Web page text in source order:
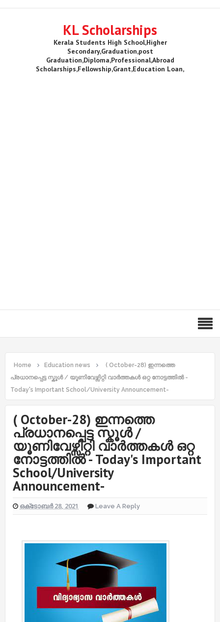
KL Scholarships
Kerala Students High School,Higher
Secondary,Graduation,post
Graduation,Diploma,Professional,Abroad
Scholarships,Fellowship,Grant,Education Loan,
Home Education news
( October-28) ഇന്നത്തെ
പ്രധാനപ്പെട്ട സ്കൂൾ / യൂണിവേഴ്സിറ്റി വാർത്തകൾ ഒറ്റ നോട്ടത്തിൽ -
Today's Important School/University Announcement-
( October-28) ഇന്നത്തെ
പ്രധാനപ്പെട്ട സ്കൂൾ /
യൂണിവേഴ്സിറ്റി വാർത്തകൾ ഒറ്റ
നോട്ടത്തിൽ - Today's Important
School/University
Announcement-
ഒക്‌ടോബർ 28, 2021 Leave A Reply